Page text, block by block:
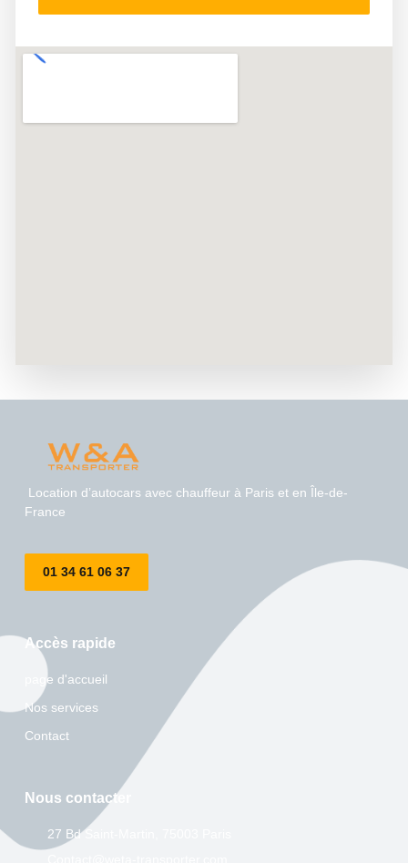
Location d’autocars avec chauffeur à Paris et en Île-de-
France
01 34 61 06 37
Accès rapide
page d'accueil
Nos services
Contact
Nous contacter
27 Bd Saint-Martin, 75003 Paris